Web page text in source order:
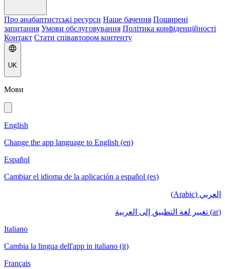
Про анабаптистські ресурси Наше бачення Поширені
запитання Умови обслуговування Політика конфіденційності
Контакт Стати співавтором контенту
UK
Мови
English
Change the app language to English (en)
Español
Cambiar el idioma de la aplicación a español (es)
العربي (Arabic)
(ar) تغيير لغة التطبيق إلى العربية
Italiano
Cambia la lingua dell'app in italiano (it)
Français